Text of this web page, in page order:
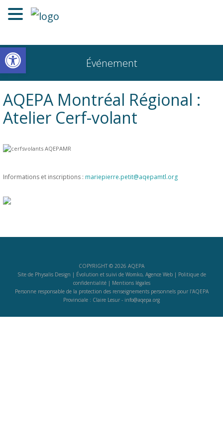
Événement
AQEPA Montréal Régional :
Atelier Cerf-volant
Informations et inscriptions : mariepierre.petit@aqepamtl.org
COPYRIGHT © 2026 AQEPA
Site de Physalis Design | Évolution et suivi de Womko, Agence Web| Politique de
confidentialité| Mentions légales
Personne responsable de la protection des renseignements personnels pour l'AQEPA
Provinciale : Claire Lesur - info@aqepa.org
Ouvrir la barre d’outils